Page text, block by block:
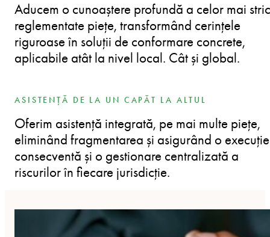
Aducem o cunoaștere profundă a celor mai
reglementate piețe, transformând cerințele
riguroase în soluții de conformare concrete,
aplicabile atât la nivel local. Cât și global.
ASISTENȚĂ DE LA UN CAPĂT LA ALTUL
Oferim asistență integrată, pe mai multe piețe,
eliminând fragmentarea și asigurând o execuție
consecventă și o gestionare centralizată a
riscurilor în fiecare jurisdicție.